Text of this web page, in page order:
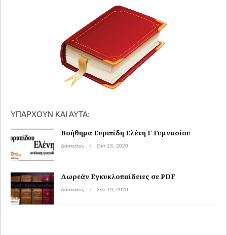
ΥΠΆΡΧΟΥΝ ΚΑΙ ΑΥΤΆ:
Βοήθημα Ευριπίδη Ελένη Γ Γυμνασίου
Δάσκαλος Οκτ 13, 2020
Δωρεάν Εγκυκλοπαίδειες σε PDF
Δάσκαλος Σεπ 19, 2020